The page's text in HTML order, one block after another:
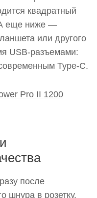
квадратный
еще ниже —
или другого
USB-разъемами:
Type-C.
после
шнура в розетку,